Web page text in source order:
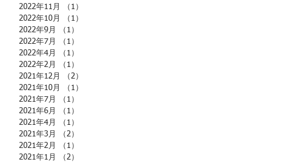
2022年11月
（1）
2022年10月
（1）
2022年9月
（1）
2022年7月
（1）
2022年4月
（1）
2022年2月
（1）
2021年12月
（2）
2021年10月
（1）
2021年7月
（1）
2021年6月
（1）
2021年4月
（1）
2021年3月
（2）
2021年2月
（1）
2021年1月
（2）